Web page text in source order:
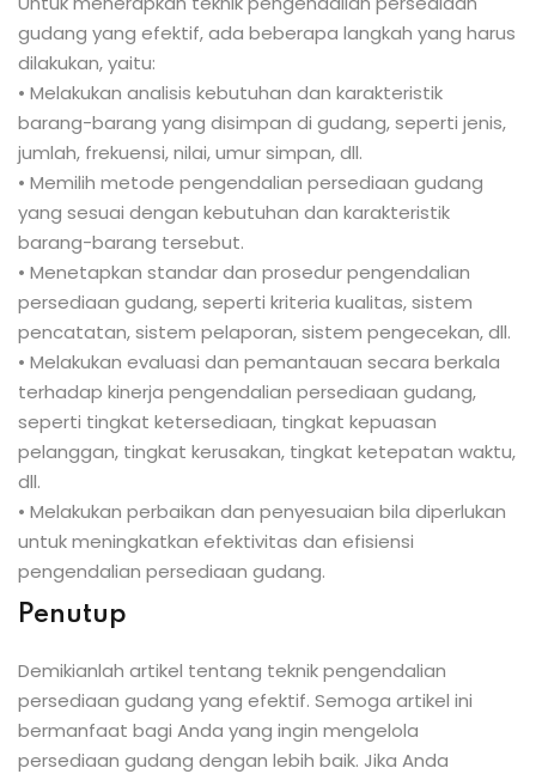
gudang yang efektif, ada beberapa langkah yang harus
dilakukan, yaitu:
• Melakukan analisis kebutuhan dan karakteristik
barang-barang yang disimpan di gudang, seperti jenis,
jumlah, frekuensi, nilai, umur simpan, dll.
• Memilih metode pengendalian persediaan gudang
yang sesuai dengan kebutuhan dan karakteristik
barang-barang tersebut.
• Menetapkan standar dan prosedur pengendalian
persediaan gudang, seperti kriteria kualitas, sistem
pencatatan, sistem pelaporan, sistem pengecekan, dll.
• Melakukan evaluasi dan pemantauan secara berkala
terhadap kinerja pengendalian persediaan gudang,
seperti tingkat ketersediaan, tingkat kepuasan
pelanggan, tingkat kerusakan, tingkat ketepatan waktu,
dll.
• Melakukan perbaikan dan penyesuaian bila diperlukan
untuk meningkatkan efektivitas dan efisiensi
pengendalian persediaan gudang.
Penutup
Demikianlah artikel tentang teknik pengendalian
persediaan gudang yang efektif. Semoga artikel ini
bermanfaat bagi Anda yang ingin mengelola
persediaan gudang dengan lebih baik. Jika Anda